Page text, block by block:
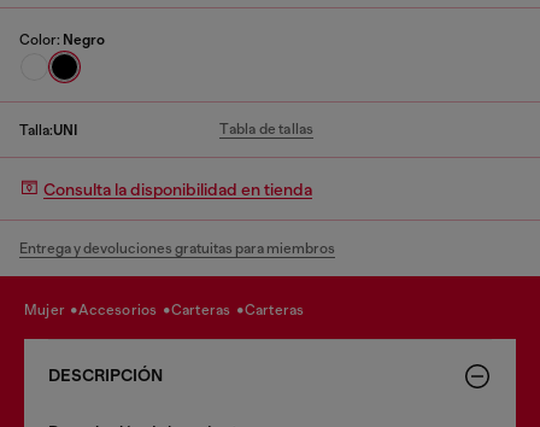
Color: Negro
Talla:UNI Tabla de tallas
Consulta la disponibilidad en tienda
Entrega y devoluciones gratuitas para miembros
mujer accesorios carteras carteras
DESCRIPCIÓN